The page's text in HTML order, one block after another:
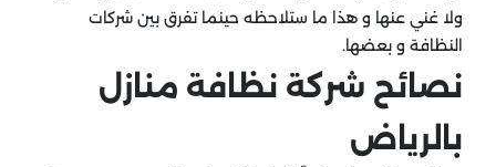
ولا غني عنها و هذا ما ستلاحظه حينما تفرق بين شركات
النظافة و بعضها.
نصائح شركة نظافة منازل
بالرياض